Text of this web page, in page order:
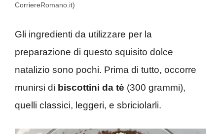
CorriereRomano.it)
Gli ingredienti da utilizzare per la
preparazione di questo squisito dolce
natalizio sono pochi. Prima di tutto, occorre
munirsi di biscottini da tè (300 grammi),
quelli classici, leggeri, e sbriciolarli.